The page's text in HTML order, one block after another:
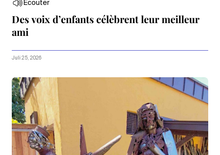
Écouter
Des voix d’enfants célèbrent leur meilleur
ami
Juli 25, 2026